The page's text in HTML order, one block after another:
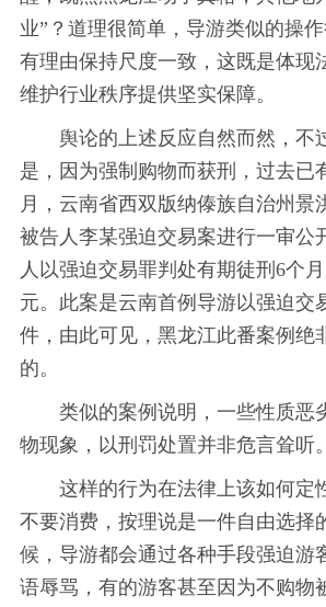
业”？道理很简单，导游类似的操
有理由保持尺度一致，这既是体现
维护行业秩序提供坚实保障。
舆论的上述反应自然而然，不
是，因为强制购物而获刑，过去已
月，云南省西双版纳傣族自治州景
被告人李某强迫交易案进行一审公
人以强迫交易罪判处有期徒刑6个
元。此案是云南首例导游以强迫交
件，由此可见，黑龙江此番案例绝
的。
类似的案例说明，一些性质恶
物现象，以刑罚处置并非危言耸听。
这样的行为在法律上该如何定
不要消费，按理说是一件自由选择
候，导游都会通过各种手段强迫游
语辱骂，有的游客甚至因为不购物